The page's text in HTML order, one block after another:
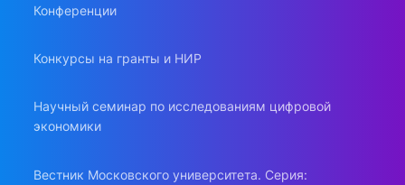
Конференции
Конкурсы на гранты и НИР
Научный семинар по исследованиям цифровой
экономики
Вестник Московского университета. Серия: